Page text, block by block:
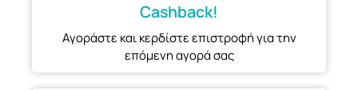
Cashback!
Αγοράστε και κερδίστε επιστροφή για την
επόμενη αγορά σας